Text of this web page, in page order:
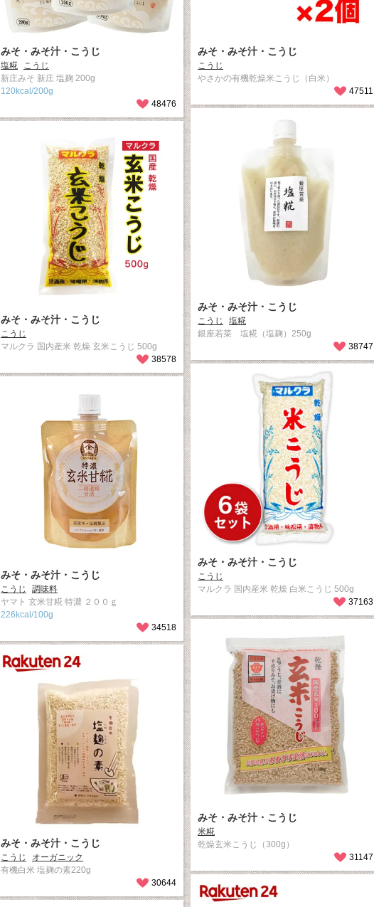
みそ・みそ汁・こうじ
塩糀
こうじ
新庄みそ 新庄 塩麹 200g
120kcal/200g
48476
みそ・みそ汁・こうじ
こうじ
やさかの有機乾燥米こうじ（白米）
47511
みそ・みそ汁・こうじ
こうじ
塩糀
銀座若菜 塩糀（塩麹）250g
38747
みそ・みそ汁・こうじ
こうじ
マルクラ 国内産米 乾燥 玄米こうじ 500g
38578
みそ・みそ汁・こうじ
こうじ
マルクラ 国内産米 乾燥 白米こうじ 500g
37163
みそ・みそ汁・こうじ
こうじ
調味料
ヤマト 玄米甘糀 特濃 ２００ｇ
226kcal/100g
34518
みそ・みそ汁・こうじ
米糀
乾燥玄米こうじ（300g）
31147
みそ・みそ汁・こうじ
こうじ
オーガニック
有機白米 塩麹の素220g
30644